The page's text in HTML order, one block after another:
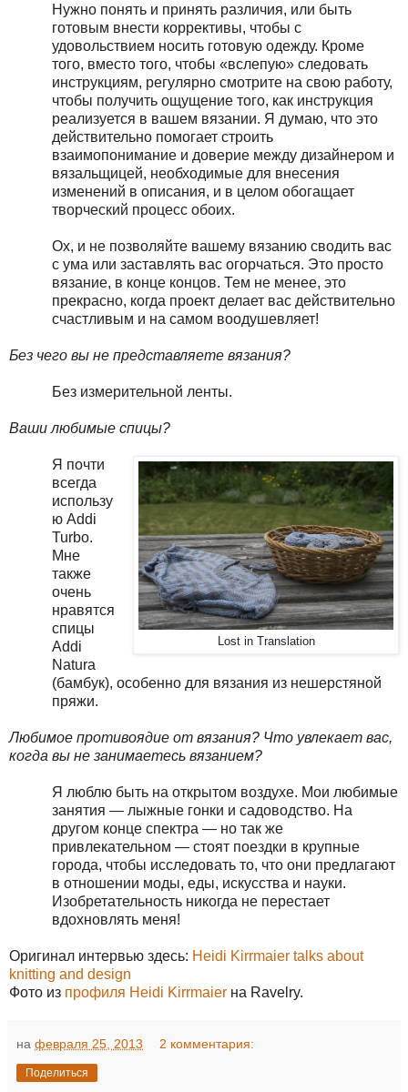
Нужно понять и принять различия, или быть
готовым внести коррективы, чтобы с
удовольствием носить готовую одежду. Кроме
того, вместо того, чтобы «вслепую» следовать
инструкциям, регулярно смотрите на свою работу,
чтобы получить ощущение того, как инструкция
реализуется в вашем вязании. Я думаю, что это
действительно помогает строить
взаимопонимание и доверие между дизайнером и
вязальщицей, необходимые для внесения
изменений в описания, и в целом обогащает
творческий процесс обоих.
Ох, и не позволяйте вашему вязанию сводить вас
с ума или заставлять вас огорчаться. Это просто
вязание, в конце концов. Тем не менее, это
прекрасно, когда проект делает вас действительно
счастливым и на самом воодушевляет!
Без чего вы не представляете вязания?
Без измерительной ленты.
Ваши любимые спицы?
Lost in Translation
Я почти
всегда
использу
ю Addi
Turbo.
Мне
также
очень
нравятся
спицы
Addi
Natura
(бамбук), особенно для вязания из нешерстяной
пряжи.
Любимое противоядие от вязания? Что увлекает вас,
когда вы не занимаетесь вязанием?
Я люблю быть на открытом воздухе. Мои любимые
занятия — лыжные гонки и садоводство. На
другом конце спектра — но так же
привлекательном — стоят поездки в крупные
города, чтобы исследовать то, что они предлагают
в отношении моды, еды, искусства и науки.
Изобретательность никогда не перестает
вдохновлять меня!
Оригинал интервью здесь: Heidi Kirrmaier talks about
knitting and design
Фото из профиля Heidi Kirrmaier на Ravelry.
на февраля 25, 2013 2 комментария:
Поделиться